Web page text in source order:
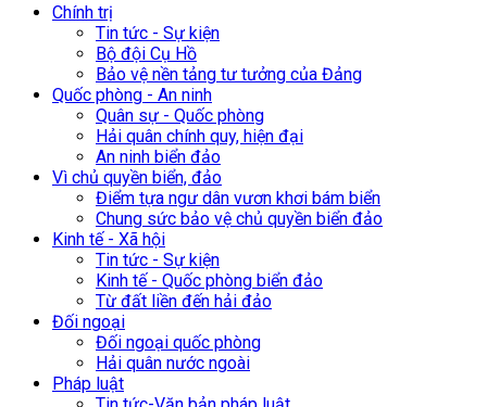
Chính trị
Tin tức - Sự kiện
Bộ đội Cụ Hồ
Bảo vệ nền tảng tư tưởng của Đảng
Quốc phòng - An ninh
Quân sự - Quốc phòng
Hải quân chính quy, hiện đại
An ninh biển đảo
Vì chủ quyền biển, đảo
Điểm tựa ngư dân vươn khơi bám biển
Chung sức bảo vệ chủ quyền biển đảo
Kinh tế - Xã hội
Tin tức - Sự kiện
Kinh tế - Quốc phòng biển đảo
Từ đất liền đến hải đảo
Đối ngoại
Đối ngoại quốc phòng
Hải quân nước ngoài
Pháp luật